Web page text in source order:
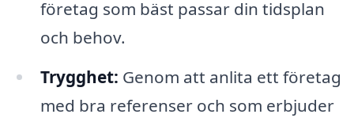
företag som bäst passar din tidsplan
och behov.
Trygghet: Genom att anlita ett företag
med bra referenser och som erbjuder